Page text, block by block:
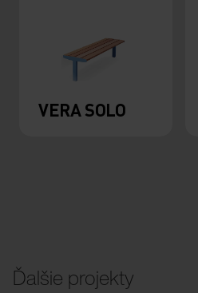
VERA SOLO
Ďalšie projekty